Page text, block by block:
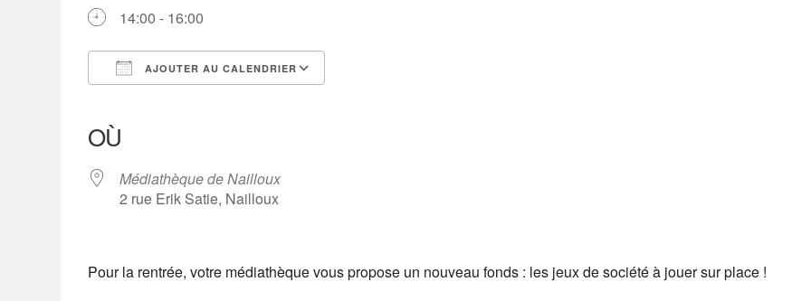
14:00 - 16:00
AJOUTER AU CALENDRIER
OÙ
Médiathèque de Nailloux
2 rue Erik Satie, Nailloux
Pour la rentrée, votre médiathèque vous propose un nouveau fonds : les jeux de société à jouer sur place !